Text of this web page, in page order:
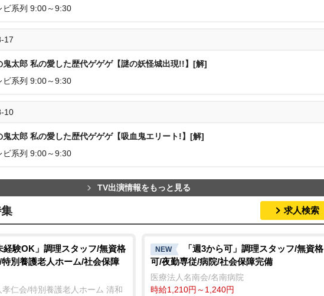
ビ系列 9:00～9:30
17
鬼太郎 私の愛した歴代ゲゲゲ【謎の妖怪城出現!!】[解]
ビ系列 9:00～9:30
10
鬼太郎 私の愛した歴代ゲゲゲ【吸血鬼エリート!】[解]
ビ系列 9:00～9:30
TV出演情報をもっと見る
求人検索
経験OK」調理スタッフ/無資格
別養護老人ホーム/社会保障
仁会/特別養護老人ホーム 清和
NEW
「週3から可」調理スタッフ/無資格
可/夜勤専従/病院/社会保障完備
医療法人名南会/名南病院
時給1,210円～1,240円